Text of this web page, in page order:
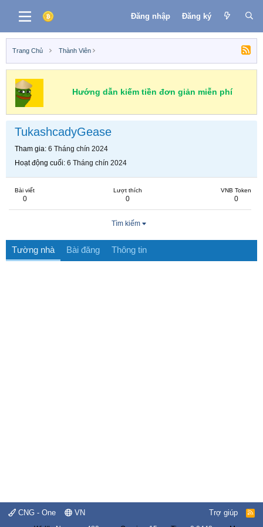
Đăng nhập Đăng ký
Trang Chủ Thành Viên
Hướng dẫn kiếm tiền đơn giản miễn phí
TukashcadyGease
Tham gia 6 Tháng chín 2024
Hoạt động cuối 6 Tháng chín 2024
Bài viết
0
Lượt thích
0
VNB Token
0
Tìm kiếm
Tường nhà Bài đăng Thông tin
CNG - One VN Trợ giúp
R